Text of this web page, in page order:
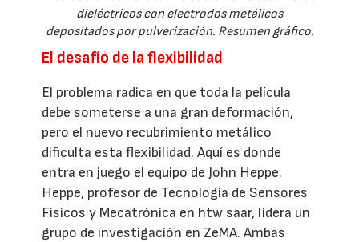
dieléctricos con electrodos metálicos
depositados por pulverización. Resumen gráfico.
El desafío de la flexibilidad
El problema radica en que toda la película
debe someterse a una gran deformación,
pero el nuevo recubrimiento metálico
dificulta esta flexibilidad. Aquí es donde
entra en juego el equipo de John Heppe.
Heppe, profesor de Tecnología de Sensores
Físicos y Mecatrónica en htw saar, lidera un
grupo de investigación en ZeMA. Ambas